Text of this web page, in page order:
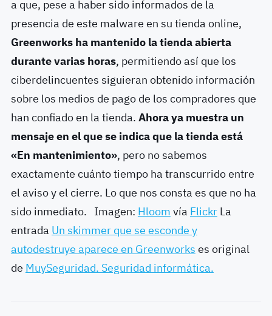
a que, pese a haber sido informados de la
presencia de este malware en su tienda online,
Greenworks ha mantenido la tienda abierta
durante varias horas, permitiendo así que los
ciberdelincuentes siguieran obtenido información
sobre los medios de pago de los compradores que
han confiado en la tienda. Ahora ya muestra un
mensaje en el que se indica que la tienda está
«En mantenimiento», pero no sabemos
exactamente cuánto tiempo ha transcurrido entre
el aviso y el cierre. Lo que nos consta es que no ha
sido inmediato. Imagen: Hloom vía FlickrLa
entrada Un skimmer que se esconde y
autodestruye aparece en Greenworks es original
de MuySeguridad. Seguridad informática.